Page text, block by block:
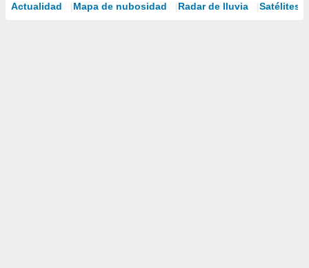
Actualidad Mapa de nubosidad Radar de lluvia Satélites